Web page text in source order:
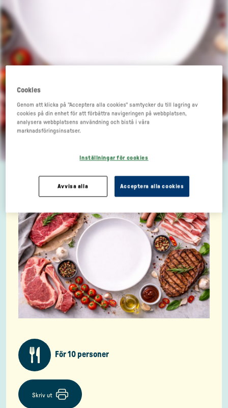
Ryggbiff med
rödbetssky
För 10 personer
Skriv ut
Cookies
Genom att klicka på "Acceptera alla cookies" samtycker du till lagring av
cookies på din enhet för att förbättra navigeringen på webbplatsen,
analysera webbplatsens användning och bistå i våra
marknadsföringsinsatser.
Inställningar för cookies
Avvisa alla Acceptera alla cookies